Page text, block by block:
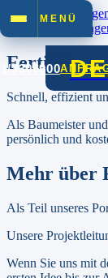
Zum Inhalt
MENÜ
3306900
Schnell, effizient
Als Baumeister
persönlich und
Mehr über
Als Teil unseres
Unsere
Wenn Sie uns mit